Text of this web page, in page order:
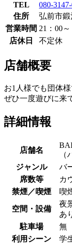
TEL
080-
住所
弘前市
営業時間 21：00～
店休日
不定休
店舗概要
お1人様でも団体
ぜひ一度遊びに来
詳細情報
店舗名
ジャンル
バ
席数等
カ
禁煙／喫煙
喫
空間・設備
夜
あ
駐車場
無
利用シーン
学